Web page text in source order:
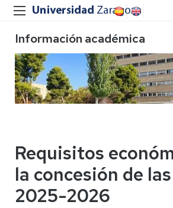
Información académica
Requisitos
la concesión de
2025-2026